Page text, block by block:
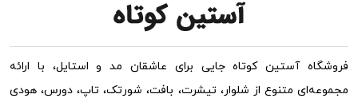
فروشگاه آستین کوتاه جایی برای عاشقان مد و استایل، با ارائه
مجموعه‌ای متنوع از شلوار، تیشرت، بافت، شورتک، تاپ، دورس، هودی